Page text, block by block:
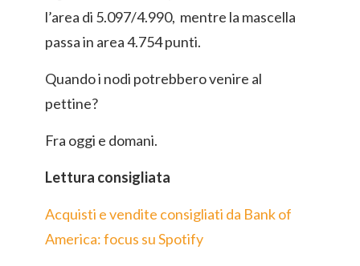
l’area di 5.097/4.990, mentre la mascella
passa in area 4.754 punti.
Quando i nodi potrebbero venire al
pettine?
Fra oggi e domani.
Lettura consigliata
Acquisti e vendite consigliati da Bank of
America: focus su Spotify